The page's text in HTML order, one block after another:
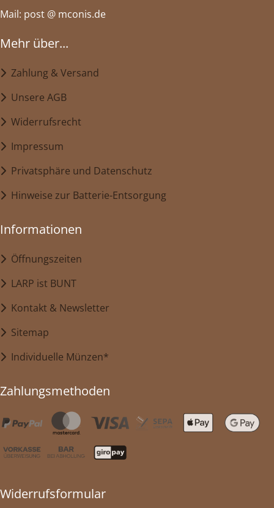
Mail: post @ mconis.de
Mehr über...
Zahlung & Versand
Unsere AGB
Widerrufsrecht
Impressum
Privatsphäre und Datenschutz
Hinweise zur Batterie-Entsorgung
Informationen
Öffnungszeiten
LARP ist BUNT
Kontakt & Newsletter
Sitemap
Individuelle Münzen*
Zahlungsmethoden
Widerrufsformular